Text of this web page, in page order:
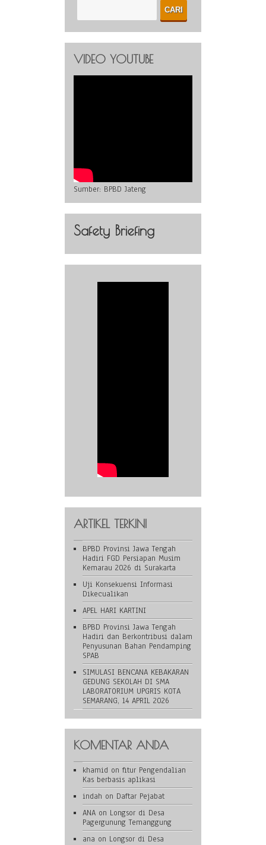
VIDEO YOUTUBE
Sumber: BPBD Jateng
Safety Briefing
ARTIKEL TERKINI
BPBD Provinsi Jawa Tengah
Hadiri FGD Persiapan Musim
Kemarau 2026 di Surakarta
Uji Konsekuensi Informasi
Dikecualikan
APEL HARI KARTINI
BPBD Provinsi Jawa Tengah
Hadiri dan Berkontribusi dalam
Penyusunan Bahan Pendamping
SPAB
SIMULASI BENCANA KEBAKARAN
GEDUNG SEKOLAH DI SMA
LABORATORIUM UPGRIS KOTA
SEMARANG, 14 APRIL 2026
KOMENTAR ANDA
khamid on fitur Pengendalian
Kas berbasis aplikasi
indah on Daftar Pejabat
ANA on Longsor di Desa
Pagergunung Temanggung
ana on Longsor di Desa